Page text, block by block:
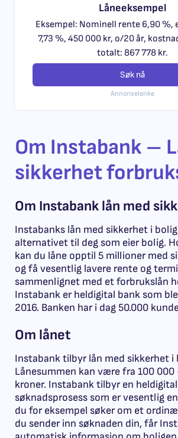
Låneeksempel
Eksempel: Nominell rente 6,90 %,
7,73 %, 450 000 kr, o/20 år,
totalt: 867 778 kr.
Søk nå
Annonselenke
Om Instabank –
sikkerhet
Om Instabank lån med
Instabanks lån med sikkerhet i
alternativet til deg som eier bolig.
kan du låne opptil 5 millioner med
og få vesentlig lavere rente og
sammenlignet med et forbrukslån
Instabank er heldigital bank som
2016. Banken har i dag 50.000
Om lånet
Instabank tilbyrlån med sikkerhet i
Lånesummen kan være fra 100
kroner. Instabank tilbyr en heldigital
søknadsprosess som er vesentlig
du for eksempel søker om et
du sender inn søknaden din, får